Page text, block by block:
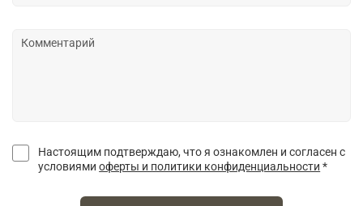
Настоящим подтверждаю, что я ознакомлен и согласен с
условиямиоферты и политики конфиденциальности *